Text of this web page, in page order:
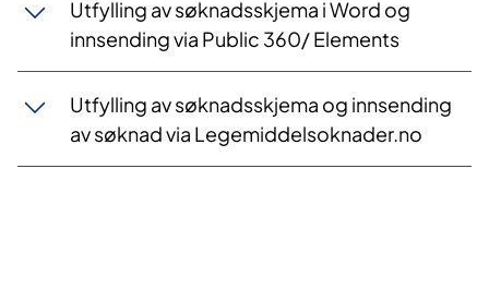
Utfylling av søknadsskjema i Word og
innsending via Public 360/ Elements
Utfylling av søknadsskjema og innsending
av søknad via Legemiddelsoknader.no